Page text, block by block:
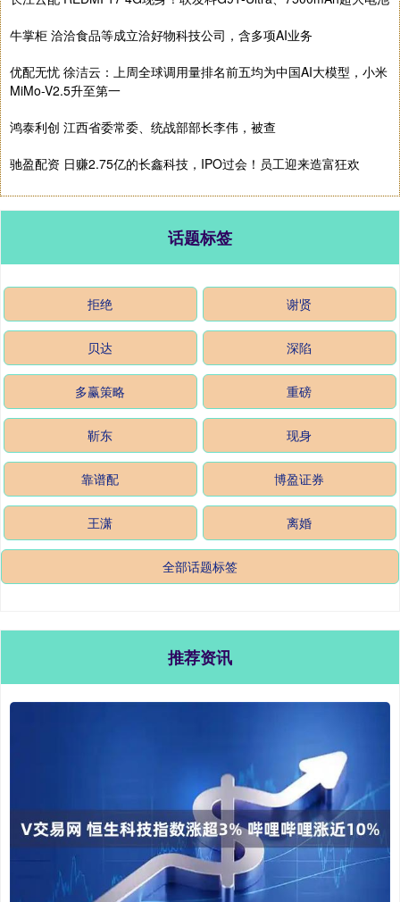
牛掌柜 洽洽食品等成立洽好物科技公司，含多项AI业务
优配无忧 徐洁云：上周全球调用量排名前五均为中国AI大模型，小米
MiMo-V2.5升至第一
鸿泰利创 江西省委常委、统战部部长李伟，被查
驰盈配资 日赚2.75亿的长鑫科技，IPO过会！员工迎来造富狂欢
话题标签
拒绝 谢贤
贝达 深陷
多赢策略 重磅
靳东 现身
靠谱配 博盈证券
王潇 离婚
全部话题标签
推荐资讯